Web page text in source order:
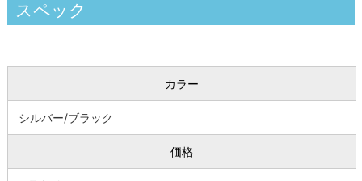
スペック
カラー
シルバー/ブラック
価格